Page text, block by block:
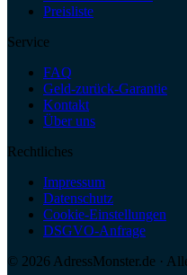
Preisliste
Service
FAQ
Geld-zurück-Garantie
Kontakt
Über uns
Rechtliches
Impressum
Datenschutz
Cookie-Einstellungen
DSGVO-Anfrage
© 2026 AdressMonster.de ·